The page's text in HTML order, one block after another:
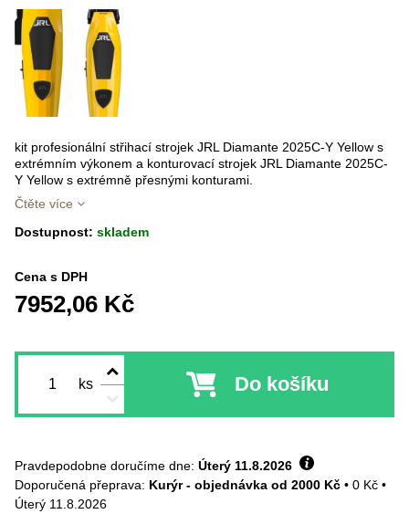
kit profesionální střihací strojek JRL Diamante 2025C-Y Yellow s
extrémním výkonem a konturovací strojek JRL Diamante 2025C-
Y Yellow s extrémně přesnými konturami.
Čtěte více
Dostupnost: skladem
Cena s DPH
7952,06 Kč
ks Do košíku
Pravdepodobne doručíme dne: Úterý 11.8.2026
Kurýr - objednávka od 2000 Kč • 0 Kč •
Úterý 11.8.2026